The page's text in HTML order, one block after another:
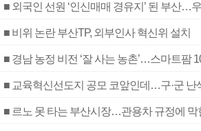
■ 외국인 선원 ‘인신매매 경유지’ 된 부산…
■ 비위 논란 부산TP, 외부인사 혁신위 설치
■ 경남 농정 비전 ‘잘 사는 농촌’…스마트팜
■ 교육혁신선도지 공모 코앞인데…구·군 난
■ 르노 못 타는 부산시장…관용차 규정에 막